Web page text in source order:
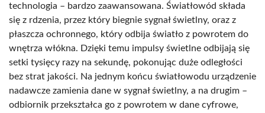
technologia – bardzo zaawansowana. Światłowód składa
się z rdzenia, przez który biegnie sygnał świetlny, oraz z
płaszcza ochronnego, który odbija światło z powrotem do
wnętrza włókna. Dzięki temu impulsy świetlne odbijają się
setki tysięcy razy na sekundę, pokonując duże odległości
bez strat jakości. Na jednym końcu światłowodu urządzenie
nadawcze zamienia dane w sygnał świetlny, a na drugim –
odbiornik przekształca go z powrotem w dane cyfrowe,